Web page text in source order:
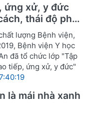
ứng xử, y đức
thái độ phục
sự hài lòng
lượng Bệnh viện,
Bệnh viện Y học
đã tổ chức lớp "Tập
tiếp, ứng xử, y đức"
là mái nhà xanh